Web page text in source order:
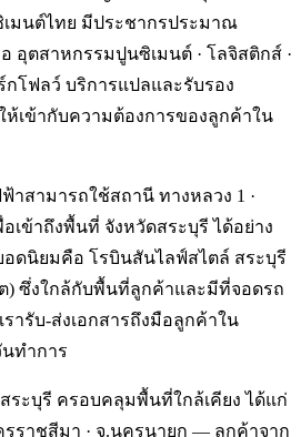
มนต์ไทย มีประชากรประมาณ
อุตสาหกรรมปูนซิเมนต์ · โลจิสติกส์ ·
กโฟลว์ บริการแปลและรับรอง
ห้เข้ากับความต้องการของลูกค้าใน
าสามารถใช้สถานี ทางหลวง 1 ·
เข้าถึงพื้นที่ จังหวัดสระบุรี ได้อย่าง
อดนิยมคือ โรบินสันไลฟ์สไตล์ สระบุรี
) ซึ่งใกล้กับพื้นที่ลูกค้าและมีที่จอดรถ
รารับ-ส่งเอกสารถึงมือลูกค้าใน
นทำการ
ระบุรี ครอบคลุมพื้นที่ใกล้เคียง ได้แก่
รราชสีมา · จ.นครนายก — ลูกค้าจาก